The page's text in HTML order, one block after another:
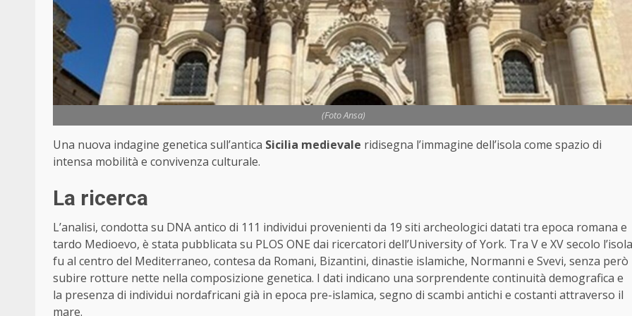
(Foto Ansa)
Una nuova indagine genetica sull’antica Sicilia medievale ridisegna l’immagine dell’isola come spazio di
intensa mobilità e convivenza culturale.
La ricerca
L’analisi, condotta su DNA antico di 111 individui provenienti da 19 siti archeologici datati tra epoca romana e
tardo Medioevo, è stata pubblicata su PLOS ONE dai ricercatori dell’University of York. Tra V e XV secolo l’isola
fu al centro del Mediterraneo, contesa da Romani, Bizantini, dinastie islamiche, Normanni e Svevi, senza però
subire rotture nette nella composizione genetica. I dati indicano una sorprendente continuità demografica e
la presenza di individui nordafricani già in epoca pre-islamica, segno di scambi antichi e costanti attraverso il
mare.